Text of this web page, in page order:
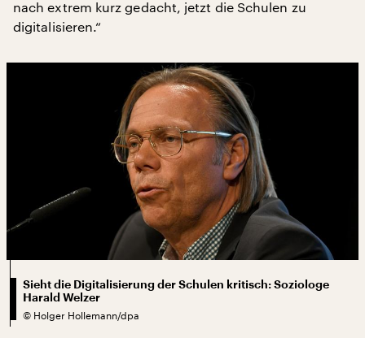
nach extrem kurz gedacht, jetzt die Schulen zu
digitalisieren.“
Sieht die Digitalisierung der Schulen kritisch: Soziologe
Harald Welzer
© Holger Hollemann/dpa